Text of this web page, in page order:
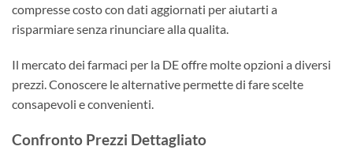
compresse costo con dati aggiornati per aiutarti a
risparmiare senza rinunciare alla qualita.
Il mercato dei farmaci per la DE offre molte opzioni a diversi
prezzi. Conoscere le alternative permette di fare scelte
consapevoli e convenienti.
Confronto Prezzi Dettagliato